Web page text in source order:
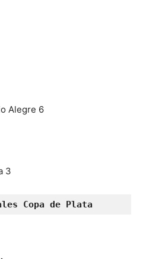
Alegre 6
3
Copa de Plata